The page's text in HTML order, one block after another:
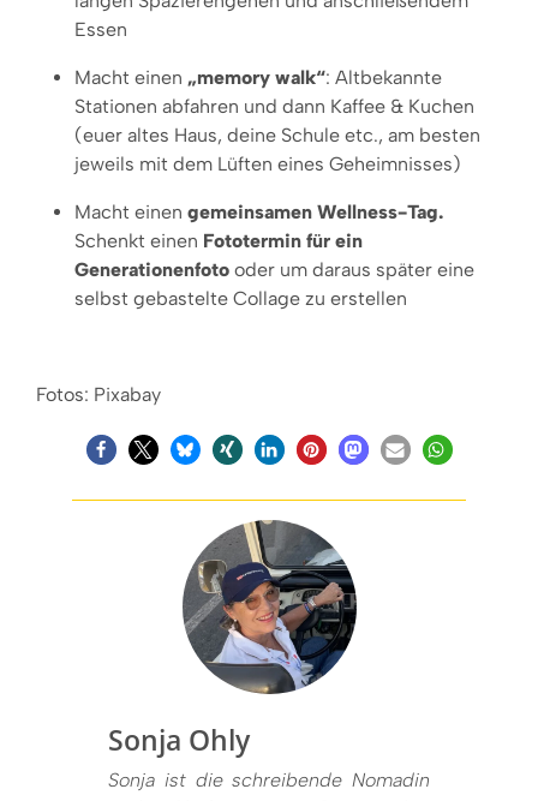
Essen
Macht einen „memory walk“: Altbekannte
Stationen abfahren und dann Kaffee & Kuchen
(euer altes Haus, deine Schule etc., am besten
jeweils mit dem Lüften eines Geheimnisses)
Macht einen gemeinsamen Wellness-Tag.
Schenkt einen Fototermin für ein
Generationenfoto oder um daraus später eine
selbst gebastelte Collage zu erstellen
Fotos: Pixabay
Sonja Ohly
Sonja ist die schreibende Nomadin